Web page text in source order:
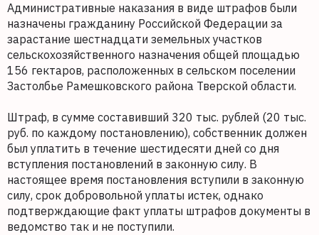
Административные наказания в виде штрафов были
назначены гражданину Российской Федерации за
зарастание шестнадцати земельных участков
сельскохозяйственного назначения общей площадью
156 гектаров, расположенных в сельском поселении
Застолбье Рамешковского района Тверской области.
Штраф, в сумме составивший 320 тыс. рублей (20 тыс.
руб. по каждому постановлению), собственник должен
был уплатить в течение шестидесяти дней со дня
вступления постановлений в законную силу. В
настоящее время постановления вступили в законную
силу, срок добровольной уплаты истек, однако
подтверждающие факт уплаты штрафов документы в
ведомство так и не поступили.